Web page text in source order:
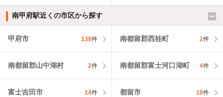
南甲府駅近くの市区から探す
甲府市 138件 南都留郡西桂町 2件
南都留郡山中湖村 2件 南都留郡富士河口湖町 4件
富士吉田市 14件 都留市 10件